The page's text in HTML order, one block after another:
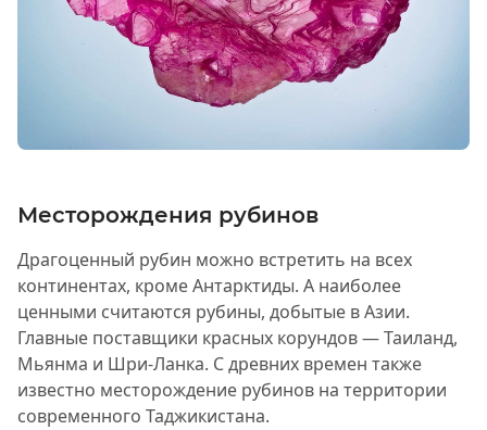
Месторождения рубинов
Драгоценный рубин можно встретить на всех
континентах, кроме Антарктиды. А наиболее
ценными считаются рубины, добытые в Азии.
Главные поставщики красных корундов — Таиланд,
Мьянма и Шри-Ланка. С древних времен также
известно месторождение рубинов на территории
современного Таджикистана.